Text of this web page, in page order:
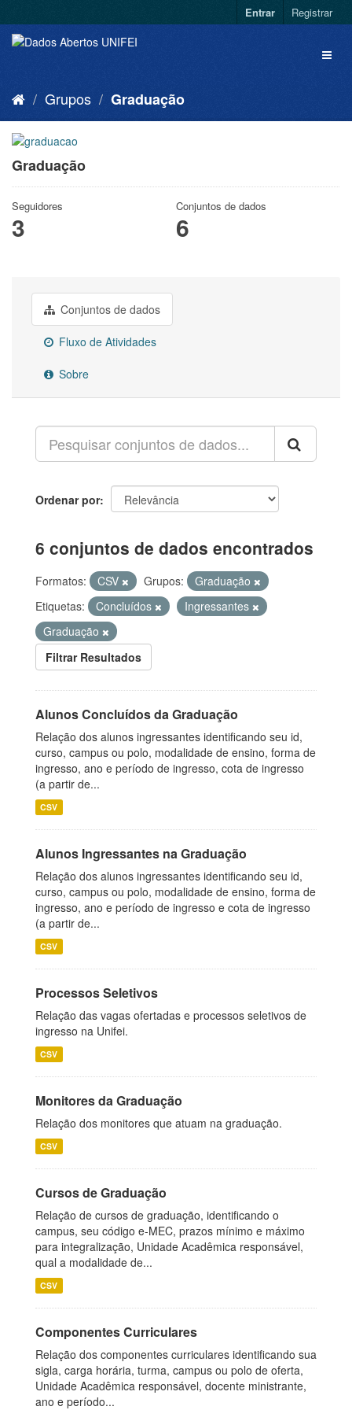
Entrar Registrar
Grupos Graduação
Graduação
Seguidores
3
Conjuntos de dados
6
Conjuntos de dados
Fluxo de Atividades
Sobre
Ordenar por
6 conjuntos de dados encontrados
Formatos: CSV Grupos:
Graduação
Etiquetas:
Concluídos
Ingressantes
Graduação
Filtrar Resultados
Alunos Concluídos da Graduação
Relação dos alunos ingressantes identificando seu id,
curso, campus ou polo, modalidade de ensino, forma de
ingresso, ano e período de ingresso, cota de ingresso
(a partir de...
CSV
Alunos Ingressantes na Graduação
Relação dos alunos ingressantes identificando seu id,
curso, campus ou polo, modalidade de ensino, forma de
ingresso, ano e período de ingresso e cota de ingresso
(a partir de...
CSV
Processos Seletivos
Relação das vagas ofertadas e processos seletivos de
ingresso na Unifei.
CSV
Monitores da Graduação
Relação dos monitores que atuam na graduação.
CSV
Cursos de Graduação
Relação de cursos de graduação, identificando o
campus, seu código e-MEC, prazos mínimo e máximo
para integralização, Unidade Acadêmica responsável,
qual a modalidade de...
CSV
Componentes Curriculares
Relação dos componentes curriculares identificando sua
sigla, carga horária, turma, campus ou polo de oferta,
Unidade Acadêmica responsável, docente ministrante,
ano e período...